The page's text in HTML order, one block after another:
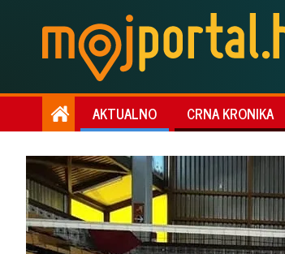
AKTUALNO CRNA KRONIKA